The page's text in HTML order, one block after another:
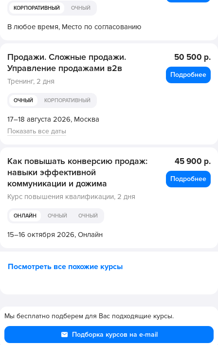
КОРПОРАТИВНЫЙ ОЧНЫЙ
В любое время, Место по согласованию
Продажи. Сложные продажи.
Управление продажами в2в
Тренинг, 2 дня
ОЧНЫЙ КОРПОРАТИВНЫЙ
17–18 августа 2026, Москва
Показать все даты
50 500 р.
Подробнее
Как повышать конверсию продаж:
навыки эффективной
коммуникации и дожима
Курс повышения квалификации, 2 дня
ОНЛАЙН ОЧНЫЙ ОЧНЫЙ
15–16 октября 2026, Онлайн
45 900 р.
Подробнее
Посмотреть все похожие курсы
Мы бесплатно подберем для Вас подходящие курсы.
Подборка курсов на e-mail